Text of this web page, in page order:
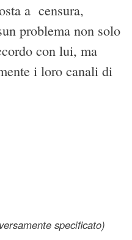
a censura,
problema non solo
con lui, ma
i loro canali di
specificato)